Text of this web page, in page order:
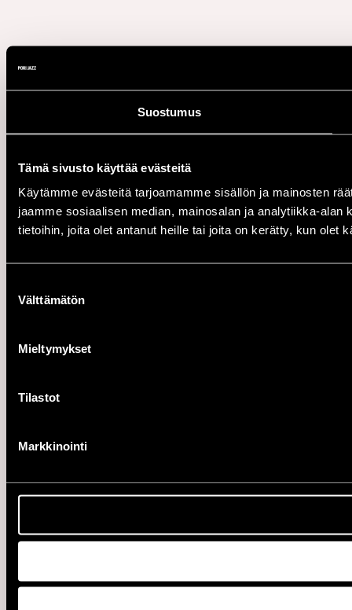
Suostumus
Tämä sivusto käyttää evästeitä
Käytämme evästeitä tarjoamamme sisällön ja mainosten
jaamme sosiaalisen median, mainosalan ja analytiikka-
tietoihin, joita olet antanut heille tai joita on kerätty, kun olet
valinta
Välttämätön
Mieltymykset
Tilastot
Markkinointi